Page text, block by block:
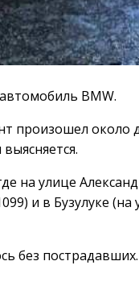
BMW.
произошел около
на улице
и в Бузулуке
без